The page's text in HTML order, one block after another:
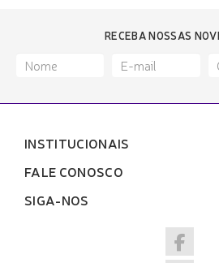
RECEBA NOSSAS
INSTITUCIONAIS
FALE CONOSCO
SIGA-NOS